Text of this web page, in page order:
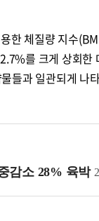
한 체질량 지수
를 크게 상회
들과 일관되게 나
감소 28% 육박